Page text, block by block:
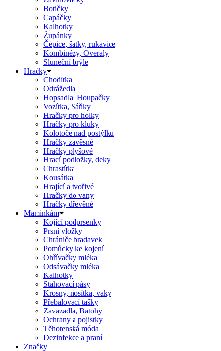
Botičky
Capáčky
Kalhotky
Župánky
Čepice, šátky, rukavice
Kombinézy, Overaly
Sluneční brýle
Hračky
Chodítka
Odrážedla
Hopsadla, Houpačky
Vozítka, Sáňky
Hračky pro holky
Hračky pro kluky
Kolotoče nad postýlku
Hračky závěsné
Hračky plyšové
Hrací podložky, deky
Chrastítka
Kousátka
Hrající a tvořivé
Hračky do vany
Hračky dřevěné
Maminkám
Kojící podprsenky
Prsní vložky
Chrániče bradavek
Pomůcky ke kojení
Ohřívačky mléka
Odsávačky mléka
Kalhotky
Stahovací pásy
Krosny, nosítka, vaky
Přebalovací tašky
Zavazadla, Batohy
Ochrany a pojistky
Těhotenská móda
Dezinfekce a praní
Značky